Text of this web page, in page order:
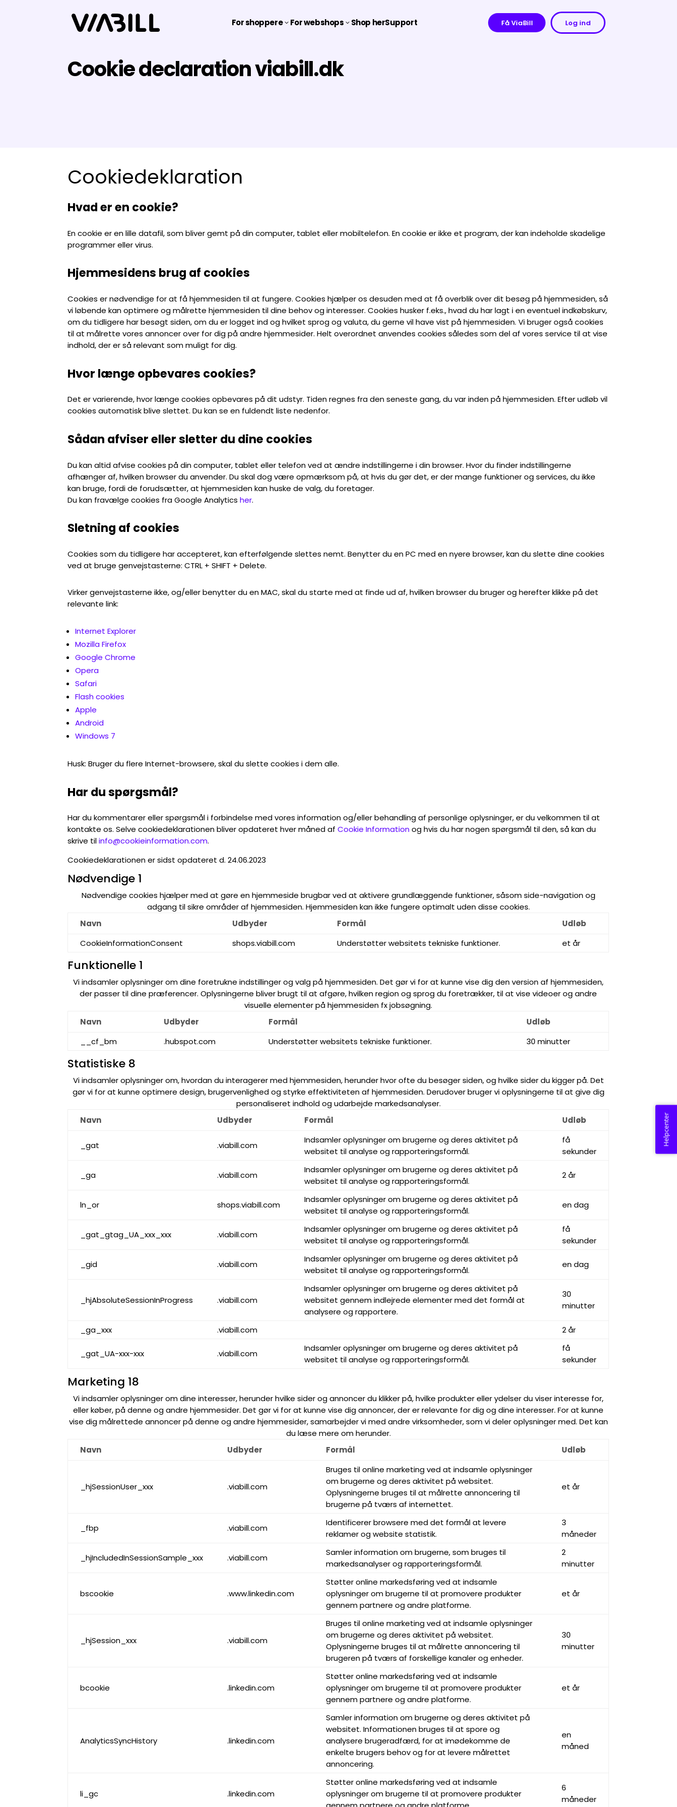
For shoppere3 For webshops 3 Shop herSupport Få ViaBill Log ind
Cookie declaration viabill.dk
Cookiedeklaration
Hvad er en cookie?
En cookie er en lille datafil, som bliver gemt på din computer, tablet eller mobiltelefon. En cookie er ikke et program, der kan indeholde skadelige
programmer eller virus.
Hjemmesidens brug af cookies
Cookies er nødvendige for at få hjemmesiden til at fungere. Cookies hjælper os desuden med at få overblik over dit besøg på hjemmesiden, så
vi løbende kan optimere og målrette hjemmesiden til dine behov og interesser. Cookies husker f.eks., hvad du har lagt i en eventuel indkøbskurv,
om du tidligere har besøgt siden, om du er logget ind og hvilket sprog og valuta, du gerne vil have vist på hjemmesiden. Vi bruger også cookies
til at målrette vores annoncer over for dig på andre hjemmesider. Helt overordnet anvendes cookies således som del af vores service til at vise
indhold, der er så relevant som muligt for dig.
Hvor længe opbevares cookies?
Det er varierende, hvor længe cookies opbevares på dit udstyr. Tiden regnes fra den seneste gang, du var inden på hjemmesiden. Efter udløb vil
cookies automatisk blive slettet. Du kan se en fuldendt liste nedenfor.
Sådan afviser eller sletter du dine cookies
Du kan altid afvise cookies på din computer, tablet eller telefon ved at ændre indstillingerne i din browser. Hvor du finder indstillingerne
afhænger af, hvilken browser du anvender. Du skal dog være opmærksom på, at hvis du gør det, er der mange funktioner og services, du ikke
kan bruge, fordi de forudsætter, at hjemmesiden kan huske de valg, du foretager.
Du kan fravælge cookies fra Google Analytics her.
Sletning af cookies
Cookies som du tidligere har accepteret, kan efterfølgende slettes nemt. Benytter du en PC med en nyere browser, kan du slette dine cookies
ved at bruge genvejstasterne: CTRL + SHIFT + Delete.
Virker genvejstasterne ikke, og/eller benytter du en MAC, skal du starte med at finde ud af, hvilken browser du bruger og herefter klikke på det
relevante link:
Internet Explorer
Mozilla Firefox
Google Chrome
Opera
Safari
Flash cookies
Apple
Android
Windows 7
Husk: Bruger du flere Internet-browsere, skal du slette cookies i dem alle.
Har du spørgsmål?
Har du kommentarer eller spørgsmål i forbindelse med vores information og/eller behandling af personlige oplysninger, er du velkommen til at
kontakte os. Selve cookiedeklarationen bliver opdateret hver måned af Cookie Information og hvis du har nogen spørgsmål til den, så kan du
skrive til info@cookieinformation.com.
Cookiedeklarationen er sidst opdateret d. 24.06.2023
Nødvendige 1
Nødvendige cookies hjælper med at gøre en hjemmeside brugbar ved at aktivere grundlæggende funktioner, såsom side-navigation og
adgang til sikre områder af hjemmesiden. Hjemmesiden kan ikke fungere optimalt uden disse cookies.
Navn
Udbyder Formål
Udløb
CookieInformationConsent
shops.viabill.com Understøtter websitets tekniske funktioner. et år
Funktionelle 1
Vi indsamler oplysninger om dine foretrukne indstillinger og valg på hjemmesiden. Det gør vi for at kunne vise dig den version af hjemmesiden,
der passer til dine præferencer. Oplysningerne bliver brugt til at afgøre, hvilken region og sprog du foretrækker, til at vise videoer og andre
visuelle elementer på hjemmesiden fx jobsøgning.
Navn
Udbyder Formål
Udløb
__cf_bm
.hubspot.com Understøtter websitets tekniske funktioner. 30 minutter
Statistiske 8
Vi indsamler oplysninger om, hvordan du interagerer med hjemmesiden, herunder hvor ofte du besøger siden, og hvilke sider du kigger på. Det
gør vi for at kunne optimere design, brugervenlighed og styrke effektiviteten af hjemmesiden. Derudover bruger vi oplysningerne til at give dig
personaliseret indhold og udarbejde markedsanalyser.
Navn
Udbyder Formål Udløb
_gat .viabill.com
Indsamler oplysninger om brugerne og deres aktivitet på
websitet til analyse og rapporteringsformål.
få
sekunder
_ga .viabill.com
Indsamler oplysninger om brugerne og deres aktivitet på
websitet til analyse og rapporteringsformål.
2 år
ln_or shops.viabill.com
Indsamler oplysninger om brugerne og deres aktivitet på
websitet til analyse og rapporteringsformål.
en dag
_gat_gtag_UA_xxx_xxx .viabill.com
Indsamler oplysninger om brugerne og deres aktivitet på
websitet til analyse og rapporteringsformål.
få
sekunder
_gid .viabill.com
Indsamler oplysninger om brugerne og deres aktivitet på
websitet til analyse og rapporteringsformål.
en dag
_hjAbsoluteSessionInProgress .viabill.com
Indsamler oplysninger om brugerne og deres aktivitet på
websitet gennem indlejrede elementer med det formål at
analysere og rapportere.
30
minutter
_ga_xxx .viabill.com 2 år
_gat_UA-xxx-xxx .viabill.com
Indsamler oplysninger om brugerne og deres aktivitet på
websitet til analyse og rapporteringsformål.
få
sekunder
Marketing 18
Vi indsamler oplysninger om dine interesser, herunder hvilke sider og annoncer du klikker på, hvilke produkter eller ydelser du viser interesse for,
eller køber, på denne og andre hjemmesider. Det gør vi for at kunne vise dig annoncer, der er relevante for dig og dine interesser. For at kunne
vise dig målrettede annoncer på denne og andre hjemmesider, samarbejder vi med andre virksomheder, som vi deler oplysninger med. Det kan
du læse mere om herunder.
Navn
Udbyder Formål Udløb
_hjSessionUser_xxx .viabill.com
Bruges til online marketing ved at indsamle oplysninger
om brugerne og deres aktivitet på websitet.
Oplysningerne bruges til at målrette annoncering til
brugerne på tværs af internettet.
et år
_fbp .viabill.com
Identificerer browsere med det formål at levere
reklamer og website statistik.
3
måneder
_hjIncludedInSessionSample_xxx .viabill.com
Samler information om brugerne, som bruges til
markedsanalyser og rapporteringsformål.
2
minutter
bscookie .www.linkedin.com
Støtter online markedsføring ved at indsamle
oplysninger om brugerne til at promovere produkter
gennem partnere og andre platforme.
et år
_hjSession_xxx .viabill.com
Bruges til online marketing ved at indsamle oplysninger
om brugerne og deres aktivitet på websitet.
Oplysningerne bruges til at målrette annoncering til
brugeren på tværs af forskellige kanaler og enheder.
30
minutter
bcookie .linkedin.com
Støtter online markedsføring ved at indsamle
oplysninger om brugerne til at promovere produkter
gennem partnere og andre platforme.
et år
AnalyticsSyncHistory .linkedin.com
Samler information om brugerne og deres aktivitet på
websitet. Informationen bruges til at spore og
analysere brugeradfærd, for at imødekomme de
enkelte brugers behov og for at levere målrettet
annoncering.
en
måned
li_gc .linkedin.com
Støtter online markedsføring ved at indsamle
oplysninger om brugerne til at promovere produkter
6
måneder
Helpcenter